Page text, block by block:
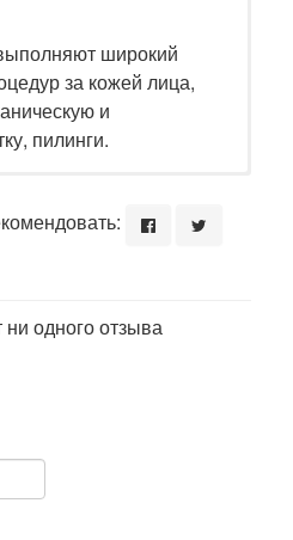
широкий
за кожей лица,
и
пилинги.
одного отзыва